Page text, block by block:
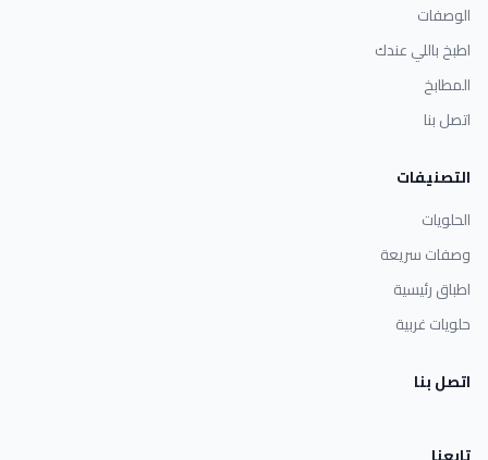
الوصفات
اطبخ باللي عندك
المطابخ
اتصل بنا
التصنيفات
الحلويات
وصفات سريعة
اطباق رئيسية
حلويات غربية
اتصل بنا